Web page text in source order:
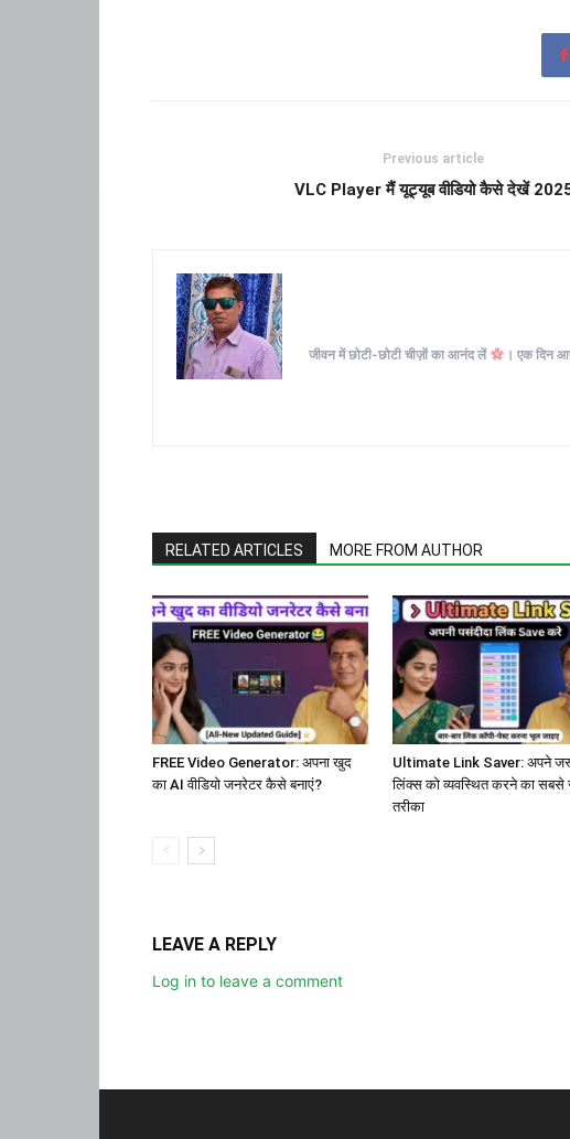
Previous article
VLC Player मैं यूट्यूब वीडियो कैसे देखें
जीवन में छोटी-छोटी चीज़ों का आनंद लें । एक दिन
RELATED ARTICLES MORE FROM AUTHOR
FREE Video Generator: अपना खुद
का AI वीडियो जनरेटर कैसे बनाएं?
Ultimate Link Saver: अपने
लिंक्स को व्यवस्थित करने का सबसे
तरीका
LEAVE A REPLY
Log in to leave a comment